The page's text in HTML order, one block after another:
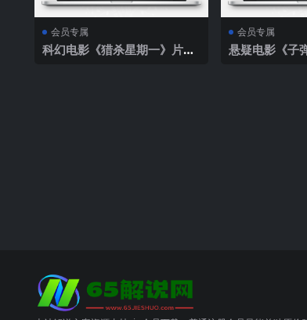
会员专属
科幻电影《猎杀星期一》片源
会员专属
悬疑电影《子